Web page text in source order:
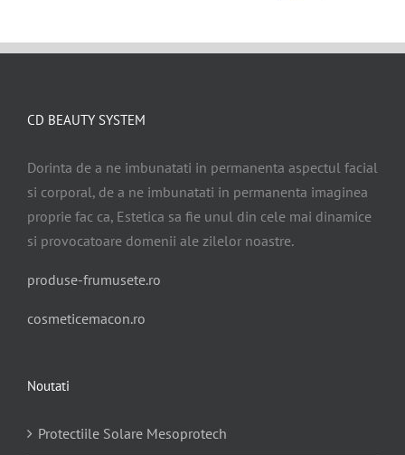
CD BEAUTY SYSTEM
Dorinta de a ne imbunatati in permanenta aspectul facial
si corporal, de a ne imbunatati in permanenta imaginea
proprie fac ca, Estetica sa fie unul din cele mai dinamice
si provocatoare domenii ale zilelor noastre.
produse-frumusete.ro
cosmeticemacon.ro
Noutati
Protectiile Solare Mesoprotech